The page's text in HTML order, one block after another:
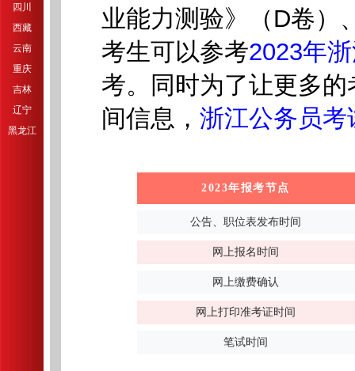
四川
西藏
云南
重庆
吉林
辽宁
黑龙江
业能力测验》（D卷）
考生可以参考2023年
考。同时为了让更多
间信息， 浙江公务员考
2023年报考节点
公告、职位表发布时间
网上报名时间
网上缴费确认
网上打印准考证时间
笔试时间